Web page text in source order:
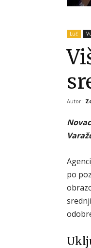
Luč
Autor:
po